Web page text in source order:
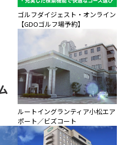
ゴルフダイジェスト・オンライン
【GDOゴルフ場予約】
ルートイングランティア小松エア
ポート／ビズコート